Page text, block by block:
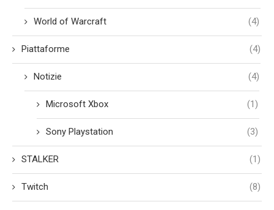
World of Warcraft (4)
Piattaforme (4)
Notizie (4)
Microsoft Xbox (1)
Sony Playstation (3)
STALKER (1)
Twitch (8)